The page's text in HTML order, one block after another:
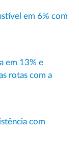
em 6% com
em 13% e
rotas com a
com